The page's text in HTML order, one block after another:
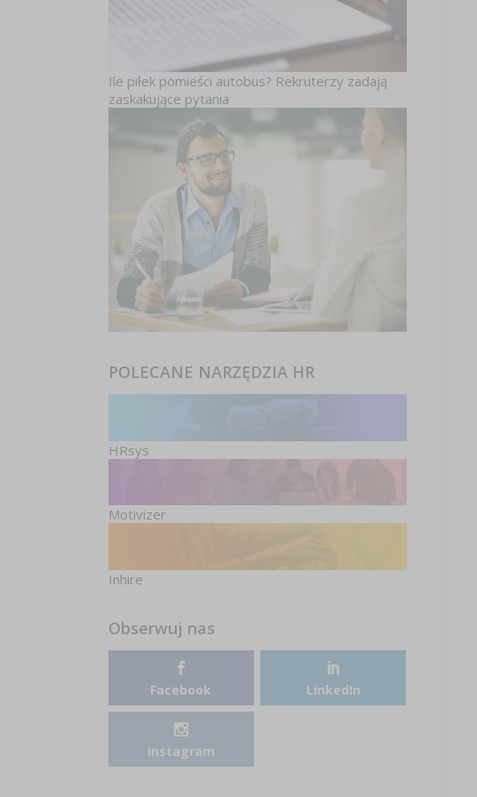
Ile piłek pomieści autobus? Rekruterzy zadają
zaskakujące pytania
POLECANE NARZĘDZIA HR
HRsys
Motivizer
Inhire
Obserwuj nas
Facebook LinkedIn
Instagram